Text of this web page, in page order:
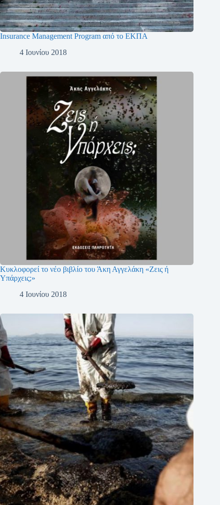
Insurance Management Program από το ΕΚΠΑ
4 Ιουνίου 2018
Κυκλοφορεί το νέο βιβλίο του Άκη Αγγελάκη «Ζεις ή
Υπάρχεις;»
4 Ιουνίου 2018